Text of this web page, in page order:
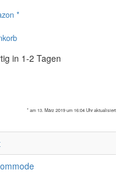
*
in 1-2 Tagen
* am 13. März 2019 um 16:04 Uhr aktualisiert